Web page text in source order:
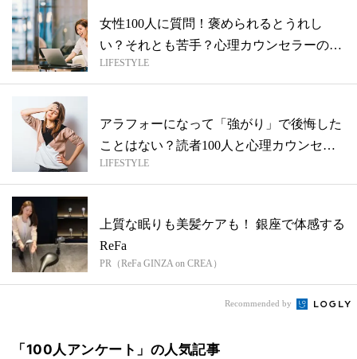
女性100人に質問！褒められるとうれし
い？それとも苦手？心理カウンセラーの解
説も...
LIFESTYLE
アラフォーになって「強がり」で後悔した
ことはない？読者100人と心理カウンセラ
ー...
LIFESTYLE
上質な眠りも美髪ケアも！ 銀座で体感する
ReFa
PR（ReFa GINZA on CREA）
Recommended by
「100人アンケート」の人気記事